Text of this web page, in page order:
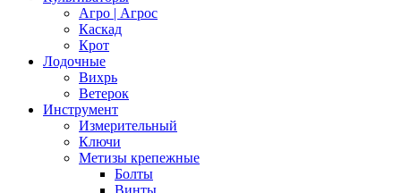
Агро | Агрос
Каскад
Крот
Лодочные
Вихрь
Ветерок
Инструмент
Измерительный
Ключи
Метизы крепежные
Болты
Винты